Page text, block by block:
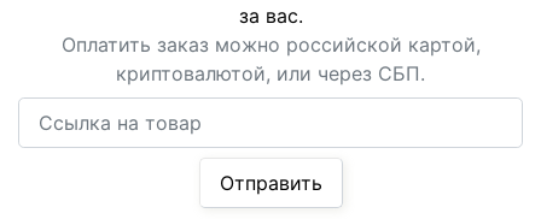
за вас.
Оплатить заказ можно российской картой,
криптовалютой, или через СБП.
Отправить